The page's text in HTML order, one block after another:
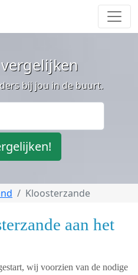
bij jou in de buurt.
Kloosterzande
aan het
wij voorzien van de nodige